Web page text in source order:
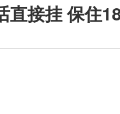
直接挂 保住